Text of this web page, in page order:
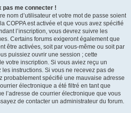
pas me connecter !
nom d’utilisateur et votre mot de passe soient
COPPA est activée et que vous avez spécifié
l’inscription, vous devrez suivre les
Certains forums exigeront également que
être activées, soit par vous-même ou soit par
puissiez ouvrir une session ; cette
votre inscription. Si vous aviez reçu un
instructions. Si vous ne recevez pas de
probablement spécifié une mauvaise adresse
électronique a été filtré en tant que
l’adresse de courrier électronique que vous
de contacter un administrateur du forum.